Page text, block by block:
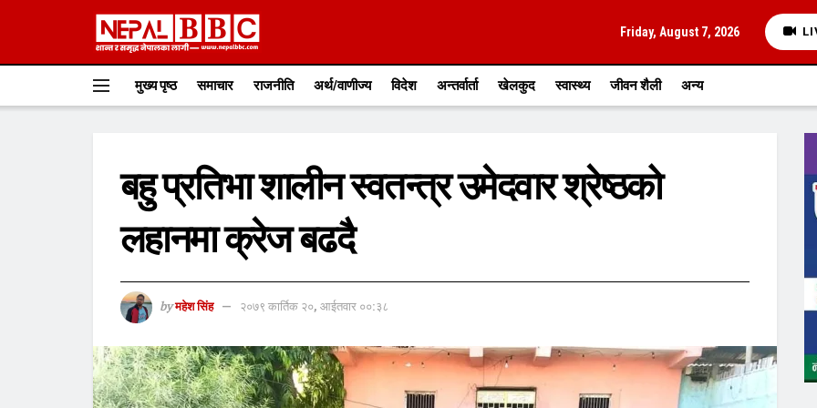
Friday, August 7, 2026
मुख्य पृष्ठ समाचार राजनीति अर्थ/वाणीज्य विदेश अन्तर्वार्ता खेलकुद स्वास्थ्य जीवन शैली अन्य
बहु प्रतिभा शालीन स्वतन्त्र उमेदवार श्रेष्ठको
लहानमा क्रेज बढदै
by महेश सिंह २०७९ कार्तिक २०, आईतवार ००:३८